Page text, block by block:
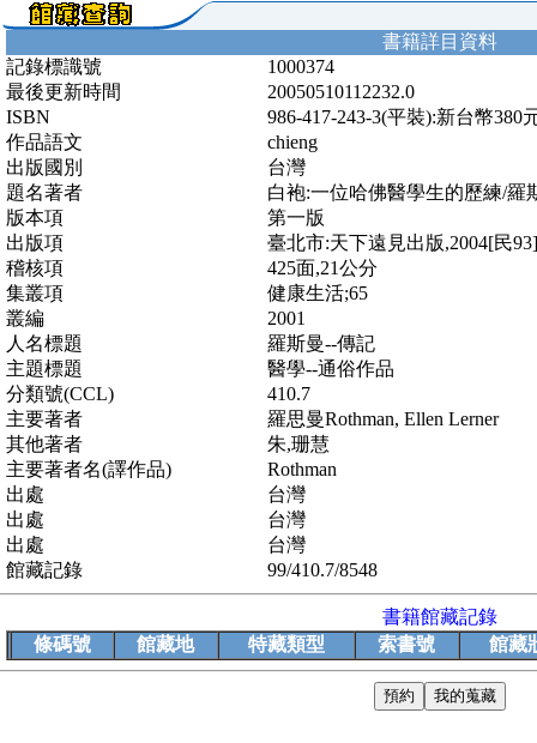
書籍詳目資料
記錄標識號
1000374
最後更新時間
20050510112232.0
ISBN
986-417-243-3(平裝):新台幣380
作品語文
chieng
出版國別
台灣
題名著者
白袍:一位哈佛醫學生的歷練/羅
版本項
第一版
出版項
臺北市:天下遠見出版,2004[民93]
稽核項
425面,21公分
集叢項
健康生活;65
叢編
2001
人名標題
羅斯曼--傳記
主題標題
醫學--通俗作品
分類號(CCL)
410.7
主要著者
羅思曼Rothman, Ellen Lerner
其他著者
朱,珊慧
主要著者名(譯作品)
Rothman
出處
台灣
出處
台灣
出處
台灣
館藏記錄
99/410.7/8548
書籍館藏記錄
條碼號
館藏地 特藏類型 索書號 館藏